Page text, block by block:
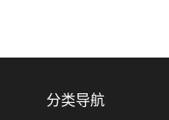
分类导航